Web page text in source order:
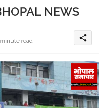
NEWS
read share